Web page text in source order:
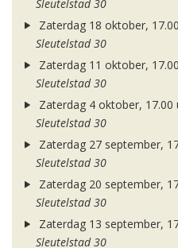
Sleutelstad 30
Zaterdag 18 oktober,
Sleutelstad 30
Zaterdag 11 oktober,
Sleutelstad 30
Zaterdag 4 oktober, 17.00
Sleutelstad 30
Zaterdag 27 september,
Sleutelstad 30
Zaterdag 20 september,
Sleutelstad 30
Zaterdag 13 september,
Sleutelstad 30